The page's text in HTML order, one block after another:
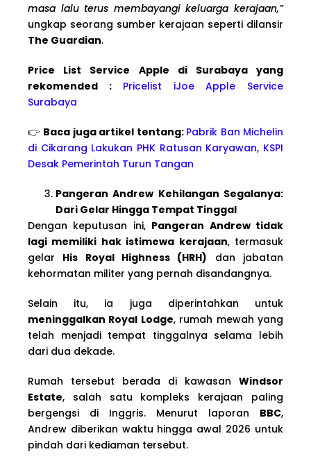
masa lalu terus membayangi keluarga kerajaan,”
ungkap seorang sumber kerajaan seperti dilansir
The Guardian.
Price List Service Apple di Surabaya yang
rekomended :
Pricelist iJoe Apple Service
Surabaya
👉 Baca juga artikel tentang: Pabrik Ban Michelin
di Cikarang Lakukan PHK Ratusan Karyawan, KSPI
Desak Pemerintah Turun Tangan
Pangeran Andrew Kehilangan Segalanya:
Dari Gelar Hingga Tempat Tinggal
Dengan keputusan ini, Pangeran Andrew tidak
lagi memiliki hak istimewa kerajaan, termasuk
gelar His Royal Highness (HRH) dan jabatan
kehormatan militer yang pernah disandangnya.
Selain itu, ia juga diperintahkan untuk
meninggalkan Royal Lodge, rumah mewah yang
telah menjadi tempat tinggalnya selama lebih
dari dua dekade.
Rumah tersebut berada di kawasan Windsor
Estate, salah satu kompleks kerajaan paling
bergengsi di Inggris. Menurut laporan BBC,
Andrew diberikan waktu hingga awal 2026 untuk
pindah dari kediaman tersebut.